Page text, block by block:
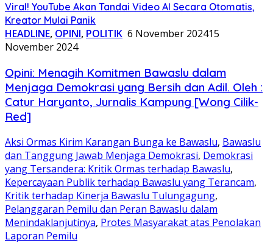
Viral! YouTube Akan Tandai Video AI Secara Otomatis,
Kreator Mulai Panik
HEADLINE, OPINI, POLITIK 6 November 202415
November 2024
Opini: Menagih Komitmen Bawaslu dalam
Menjaga Demokrasi yang Bersih dan Adil. Oleh :
Catur Haryanto, Jurnalis Kampung [Wong Cilik-
Red]
Aksi Ormas Kirim Karangan Bunga ke Bawaslu, Bawaslu
dan Tanggung Jawab Menjaga Demokrasi, Demokrasi
yang Tersandera: Kritik Ormas terhadap Bawaslu,
Kepercayaan Publik terhadap Bawaslu yang Terancam,
Kritik terhadap Kinerja Bawaslu Tulungagung,
Pelanggaran Pemilu dan Peran Bawaslu dalam
Menindaklanjutinya, Protes Masyarakat atas Penolakan
Laporan Pemilu